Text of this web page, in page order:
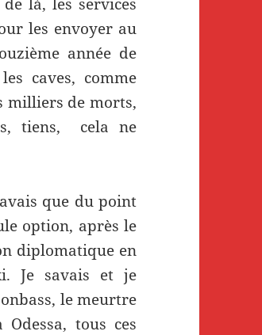
les envoyer au
année de
caves, comme
milliers de morts,
tiens, cela ne
que du point
option, après le
diplomatique en
Je savais et je
le meurtre
tous ces